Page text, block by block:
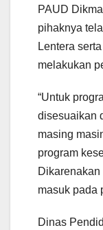
PAUD
pihaknya
Lentera
melakukan
“Untuk
disesuaikan
masing
program
masuk pada
Dinas